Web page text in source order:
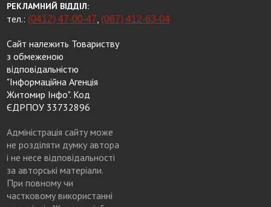
РЕКЛАМНИЙ ВІДДІЛ:
тел.: (0412) 47-00-47, (067) 412-63-04
Сайт належить Товариству
з обмеженою
відповідальністю
"Інформаційна Агенція
Житомир Інфо". Код
ЄДРПОУ 33732896
Адміністрація сайту може
не розділяти думку автора
і не несе відповідальності
за авторські матеріали.
При повному чи
частковому використанні